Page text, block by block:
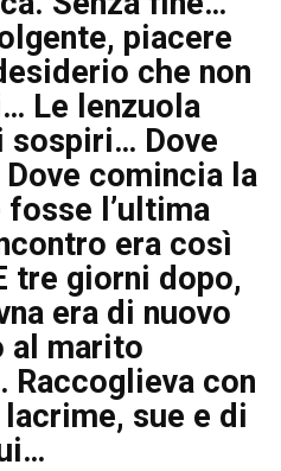
piacere
che non
Le lenzuola
sospiri… Dove
comincia la
fosse l’ultima
era così
tre giorni dopo,
era di nuovo
al marito
con
sue e di